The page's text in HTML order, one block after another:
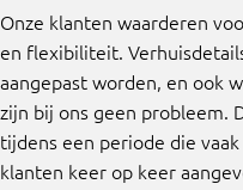
Onze klanten waarderen
en flexibiliteit.
aangepast worden, en ook
zijn bij ons geen probleem.
tijdens een periode die
klanten keer op keer